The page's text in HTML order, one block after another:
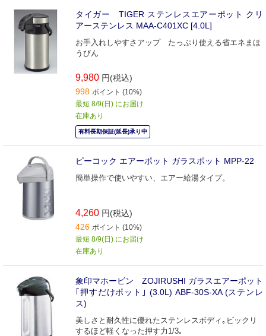
タイガー TIGER ステンレスエアーポット クリ
アーステンレス MAA-C401XC [4.0L]
お手入れしやすさアップ たっぷり使える省エネまほ
うびん
9,980 円(税込)
998 ポイント (10%)
最短 8/9(日) にお届け
在庫あり
有料長期保証(延長)承り中
ピーコック エアーポット ガラスポット MPP-22
簡単操作で使いやすい、エアー給湯タイプ。
4,260 円(税込)
426 ポイント (10%)
最短 8/9(日) にお届け
在庫あり
象印マホービン ZOJIRUSHI ガラスエアーポット
｢押すだけポット｣ (3.0L) ABF‐30S‐XA (ステンレ
ス)
美しさと耐久性に優れたステンレスボディ｡ビックリ
するほど軽くなった押す力1/3｡